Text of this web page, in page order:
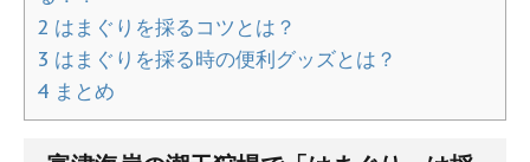
2 はまぐりを採るコツとは？
3 はまぐりを採る時の便利グッズとは？
4 まとめ